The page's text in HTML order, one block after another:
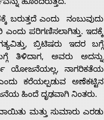
ಹೊಂದಿರುತ್ತದೆ.
ಬರುತ್ತದೆ ಎಂದು ನಂಬುವುದು
ಪರಿಗಣಿಸಲಾಗಿತ್ತು. ಇದಕ್ಕೆ
ಬ್ರಿಟಿಷರು ಇದರ ಬಗ್ಗೆ
ತಿಳಿದಾಗ, ಅವರು ಅದನ್ನು
ಯೋಜನೆಯಲ್ಲ, ನಾಗರಿಕತೆಯ
ಕರೆಯಲ್ಪಡುವ ಅಣೆಕಟ್ಟಿನ
ಹಿಂದೆ ದೃಢವಾಗಿ ನಿಂತರು.
ಮತ್ತು ಸುಮಾರು ಎರಡು